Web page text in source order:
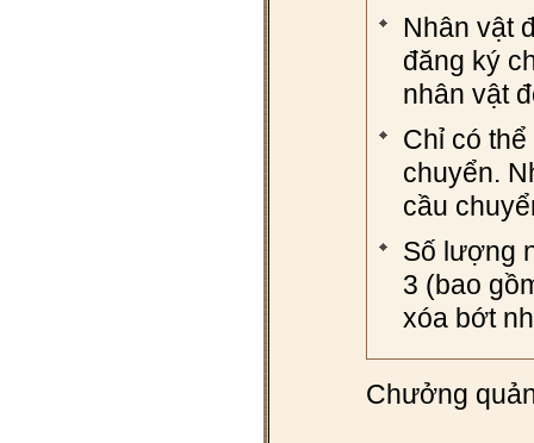
Nhân vật
đăng ký
nhân vật
Chỉ có
chuyển.
cầu
Số lượng
3 (bao
xóa bớt
Chưởng